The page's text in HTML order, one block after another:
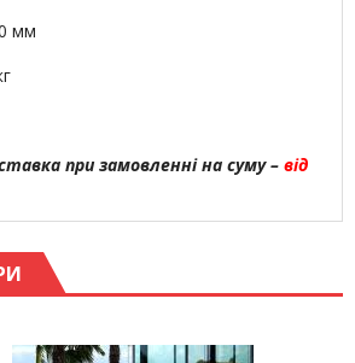
мм
при замовленні на суму – від